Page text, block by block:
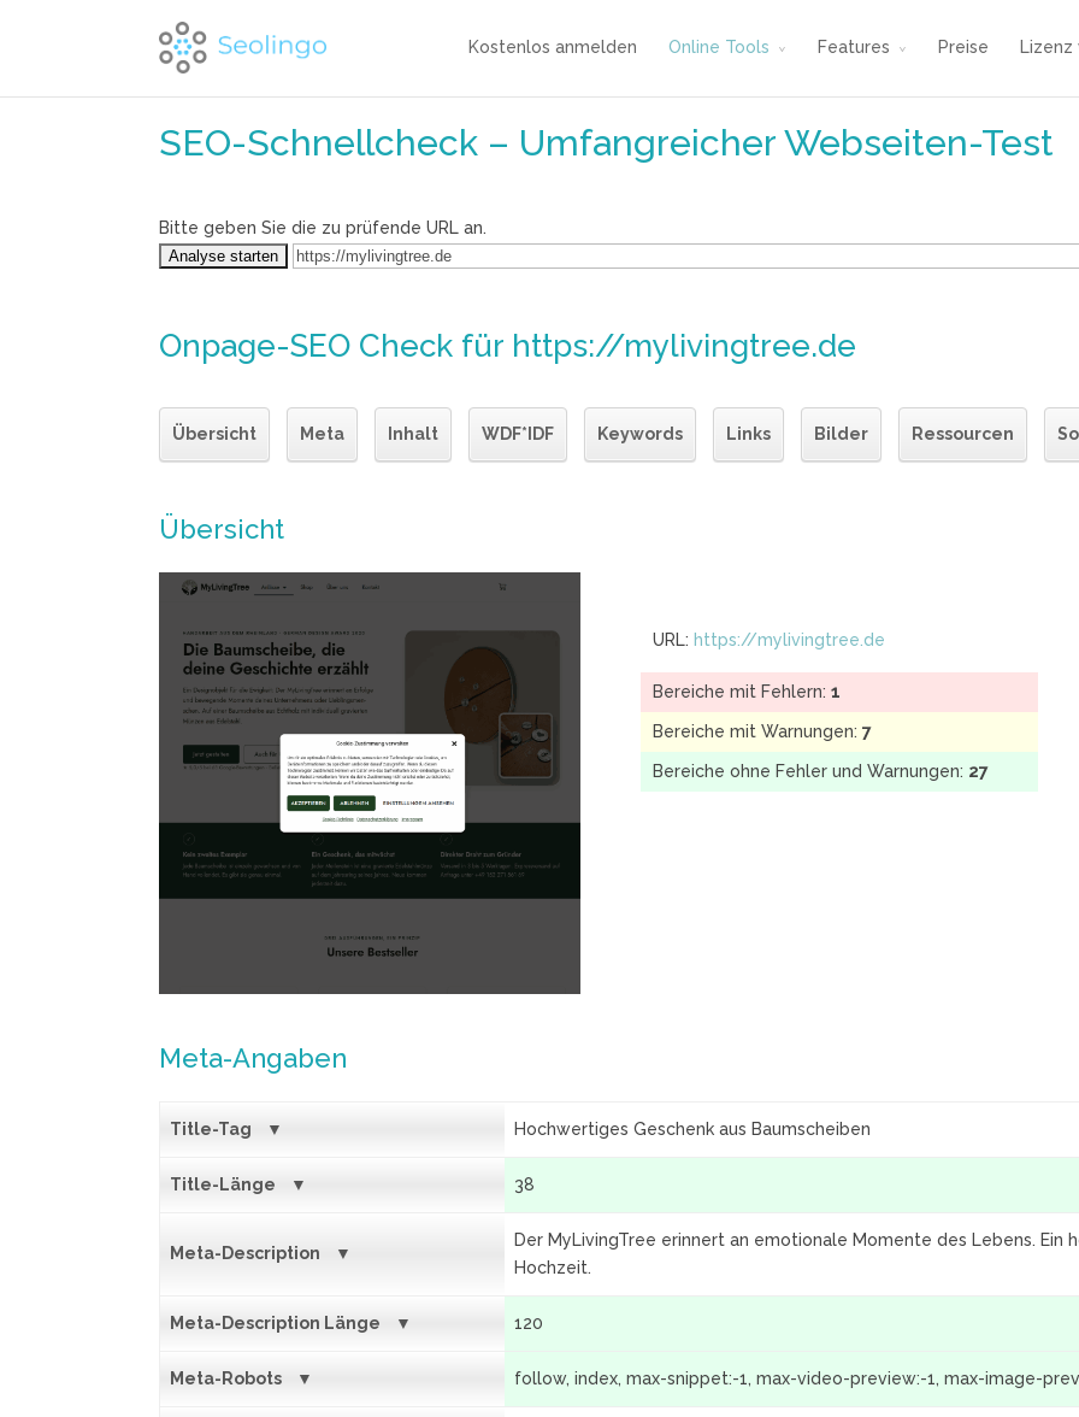
Kostenlos anmelden Online Tools Features Preise Lizenz
SEO-Schnellcheck – Umfangreicher Webseiten-Test
Bitte geben Sie die zu prüfende URL an.
Onpage-SEO Check für https://mylivingtree.de
Übersicht Meta Inhalt WDF*IDF Keywords Links Bilder Ressourcen
Übersicht
URL: https://mylivingtree.de
Bereiche mit Fehlern: 1
Bereiche mit Warnungen: 7
Bereiche ohne Fehler und Warnungen: 27
Meta-Angaben
Title-Tag Hochwertiges Geschenk aus Baumscheiben
Title-Länge 38
Meta-Description
Der MyLivingTree erinnert an emotionale Momente des Lebens. Ein
Hochzeit.
Meta-Description Länge 120
Meta-Robots follow, index, max-snippet:-1, max-video-preview:-1, max-image-